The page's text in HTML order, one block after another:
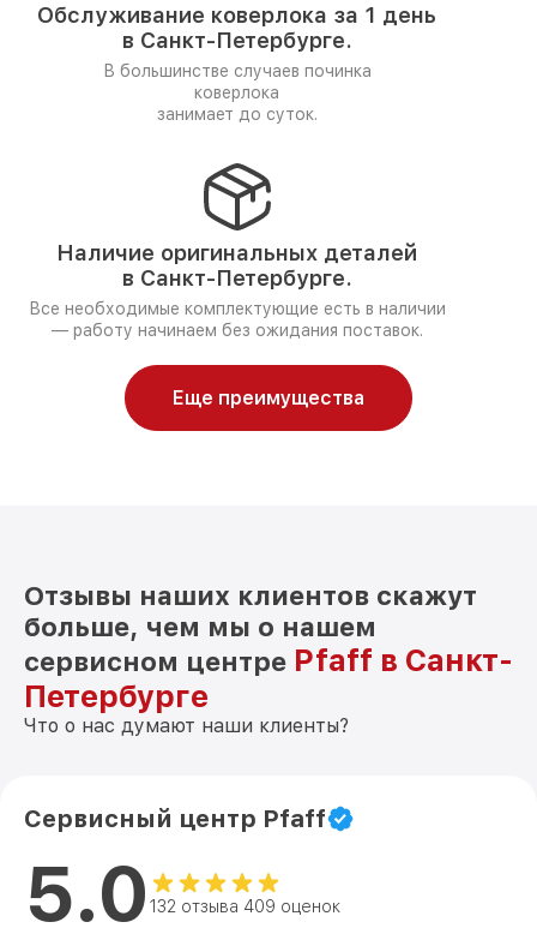
Обслуживание коверлока за 1 день
в Санкт-Петербурге.
В большинстве случаев починка
коверлока
занимает до суток.
Наличие оригинальных деталей
в Санкт-Петербурге.
Все необходимые комплектующие есть в наличии
— работу начинаем без ожидания поставок.
Еще преимущества
Отзывы наших клиентов скажут
больше, чем мы о нашем
сервисном центре Pfaff в Санкт-
Петербурге
Что о нас думают наши клиенты?
Сервисный центр Pfaff
5.0 132 отзыва 409 оценок